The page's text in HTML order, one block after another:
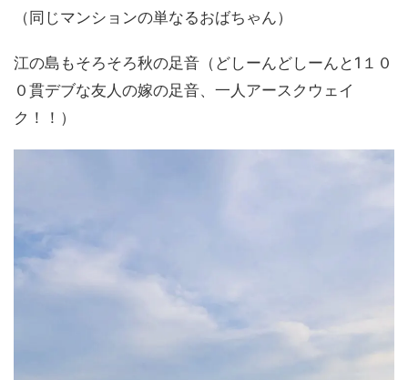
（同じマンションの単なるおばちゃん）
江の島もそろそろ秋の足音（どしーんどしーんと1１０
０貫デブな友人の嫁の足音、一人アースクウェイ
ク！！）